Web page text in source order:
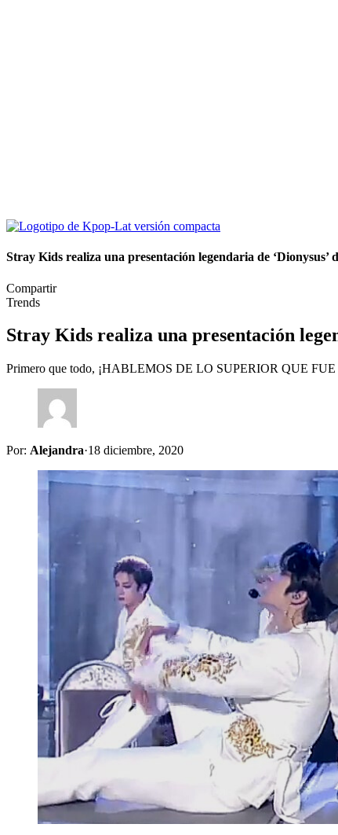
Stray Kids realiza una presentación legendaria de ‘Dionysus’
Compartir
Trends
Stray Kids realiza una presentación
Primero que todo, ¡HABLEMOS DE LO SUPERIOR QUE
Por: Alejandra·18 diciembre, 2020